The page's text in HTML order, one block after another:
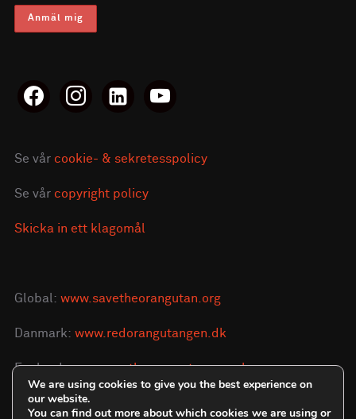
facebookinstagramlinkedin-youtube
Se vår cookie- & sekretesspolicy
Se vår copyright policy
Skicka in ett klagomål
Global: www.savetheorangutan.org
Danmark: www.redorangutangen.dk
England:www.savetheorangutan.org.uk
We are using cookies to give you the best experience on
our website.
You can find out more about which cookies we are using or